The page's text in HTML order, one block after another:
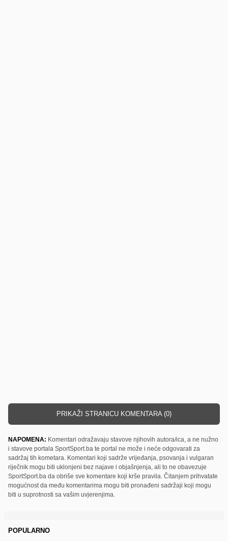
PRIKAŽI STRANICU KOMENTARA (0)
NAPOMENA: Komentari odražavaju stavove njihovih autora/ica, a ne nužno
i stavove portala SportSport.ba te portal ne može i neće odgovarati za
sadržaj tih kometara. Komentari koji sadrže vrijeđanja, psovanja i vulgaran
riječnik mogu biti uklonjeni bez najave i objašnjenja, ali to ne obavezuje
SportSport.ba da obriše sve komentare koji krše pravila. Čitanjem prihvatate
mogućnost da među komentarima mogu biti pronađeni sadržaji koji mogu
biti u suprotnosti sa vašim uvjerenjima.
POPULARNO